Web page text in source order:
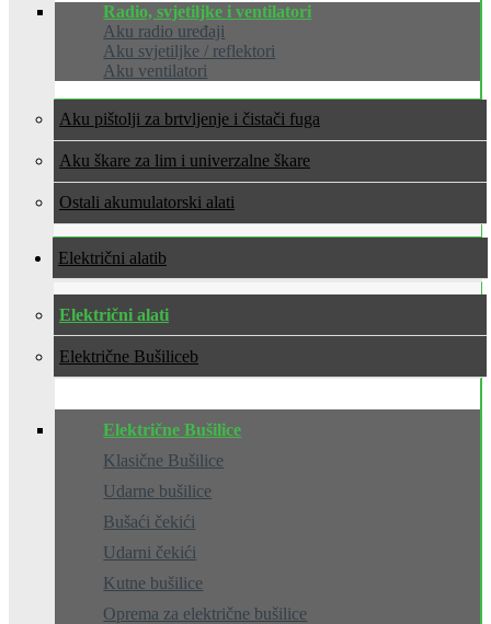
Radio, svjetiljke i ventilatori
Aku radio uređaji
Aku svjetiljke / reflektori
Aku ventilatori
Aku pištolji za brtvljenje i čistači fuga
Aku škare za lim i univerzalne škare
Ostali akumulatorski alati
Električni alati
Električni alati
Električne Bušilice
Električne Bušilice
Klasične Bušilice
Udarne bušilice
Bušaći čekići
Udarni čekići
Kutne bušilice
Oprema za električne bušilice